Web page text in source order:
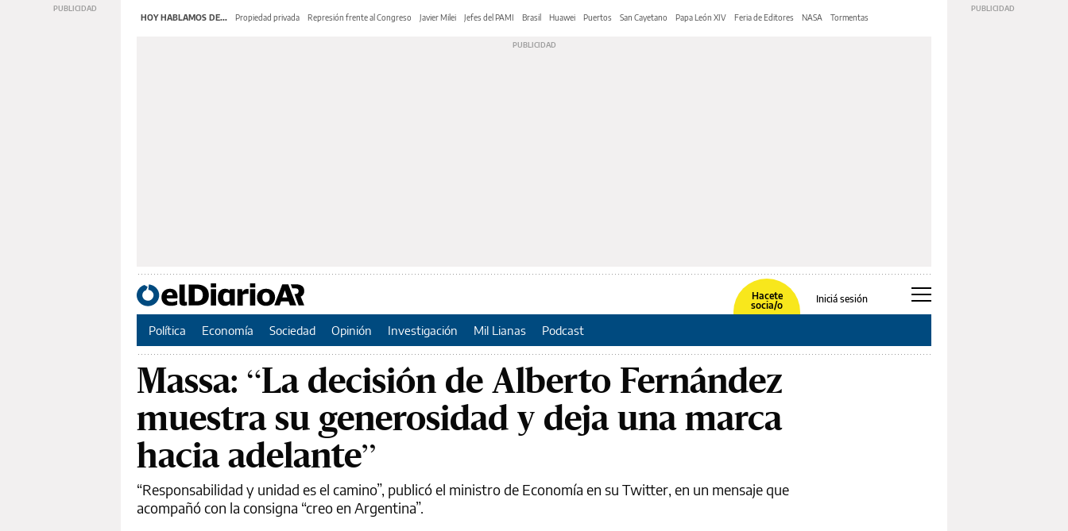
HOY HABLAMOS DE... Propiedad privada Represión frente al Congreso Javier Milei Jefes del PAMI Brasil Huawei Puertos San Cayetano Papa León XIV Feria de Editores NASA Tormentas
Hacete
socia/o
Iniciá sesión
Política Economía Sociedad Opinión Investigación Mil Lianas Podcast
Massa: “La decisión de Alberto Fernández
muestra su generosidad y deja una marca
hacia adelante”
“Responsabilidad y unidad es el camino”, publicó el ministro de Economía en su Twitter, en un mensaje que
acompañó con la consigna “creo en Argentina”.